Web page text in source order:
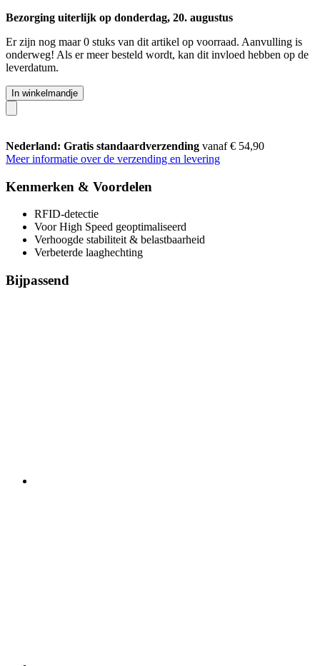
Bezorging uiterlijk op donderdag, 20. augustus
Er zijn nog maar 0 stuks van dit artikel op voorraad. Aanvulling is
onderweg! Als er meer besteld wordt, kan dit invloed hebben op de
leverdatum.
In winkelmandje
Nederland: Gratis standaardverzending vanaf € 54,90
Meer informatie over de verzending en levering
Kenmerken & Voordelen
RFID-detectie
Voor High Speed geoptimaliseerd
Verhoogde stabiliteit & belastbaarheid
Verbeterde laaghechting
Bijpassend